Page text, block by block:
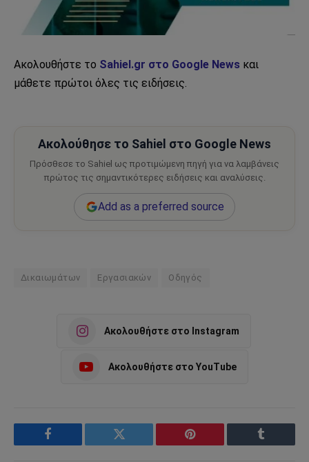
Ακολουθήστε το Sahiel.gr στο Google News και
μάθετε πρώτοι όλες τις ειδήσεις.
Ακολούθησε το Sahiel στο Google News
Πρόσθεσε το Sahiel ως προτιμώμενη πηγή για να λαμβάνεις
πρώτος τις σημαντικότερες ειδήσεις και αναλύσεις.
Add as a preferred source
Δικαιωμάτων Εργασιακών Οδηγός
Ακολουθήστε στο Instagram
Ακολουθήστε στο YouTube
Facebook Twitter Pinterest Tumblr